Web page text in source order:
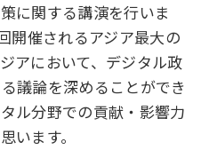
に関する講演を行いま
開催されるアジア最大の
アにおいて、デジタル政
議論を深めることができ
ル分野での貢献・影響力
います。